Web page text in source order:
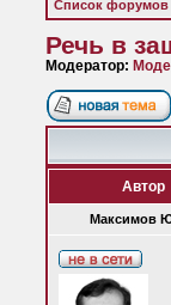
Список форумов
Речь в
Модератор:
Автор
Максимов